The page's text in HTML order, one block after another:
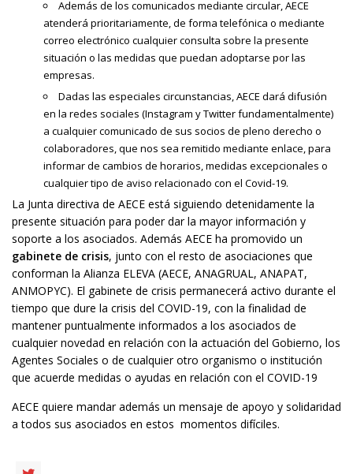
Además de los comunicados mediante circular, AECE
atenderá prioritariamente, de forma telefónica o mediante
correo electrónico cualquier consulta sobre la presente
situación o las medidas que puedan adoptarse por las
empresas.
Dadas las especiales circunstancias, AECE dará difusión
en la redes sociales (Instagram y Twitter fundamentalmente)
a cualquier comunicado de sus socios de pleno derecho o
colaboradores, que nos sea remitido mediante enlace, para
informar de cambios de horarios, medidas excepcionales o
cualquier tipo de aviso relacionado con el Covid-19.
La Junta directiva de AECE está siguiendo detenidamente la
presente situación para poder dar la mayor información y
soporte a los asociados. Además AECE ha promovido un
gabinete de crisis, junto con el resto de asociaciones que
conforman la Alianza ELEVA (AECE, ANAGRUAL, ANAPAT,
ANMOPYC). El gabinete de crisis permanecerá activo durante el
tiempo que dure la crisis del COVID-19, con la finalidad de
mantener puntualmente informados a los asociados de
cualquier novedad en relación con la actuación del Gobierno, los
Agentes Sociales o de cualquier otro organismo o institución
que acuerde medidas o ayudas en relación con el COVID-19
AECE quiere mandar además un mensaje de apoyo y solidaridad
a todos sus asociados en estos momentos difíciles.